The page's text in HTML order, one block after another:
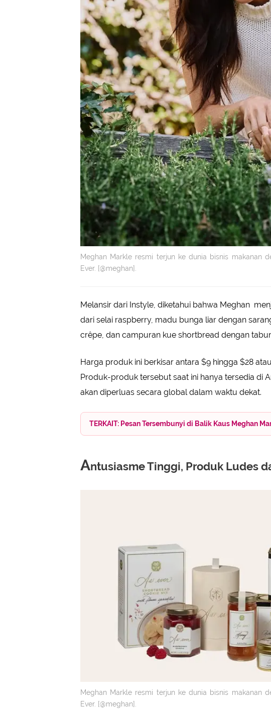
Meghan Markle resmi terjun ke dunia bisnis makanan
Ever. [@meghan].
Melansir dari Instyle, diketahui bahwa Meghan
dari selai raspberry, madu bunga liar dengan
crêpe, dan campuran kue shortbread dengan
Harga produk ini berkisar antara $9 hingga $28
Produk-produk tersebut saat ini hanya tersedia di
akan diperluas secara global dalam waktu dekat.
TERKAIT: Pesan Tersembunyi di Balik Kaus Meghan
Antusiasme Tinggi, Produk Ludes
Meghan Markle resmi terjun ke dunia bisnis makanan
Ever. [@meghan].